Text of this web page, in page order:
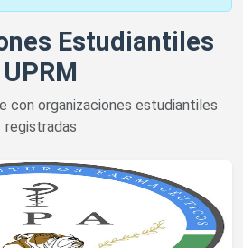
Estudiantiles
UPRM
con organizaciones estudiantiles
registradas
Associationn